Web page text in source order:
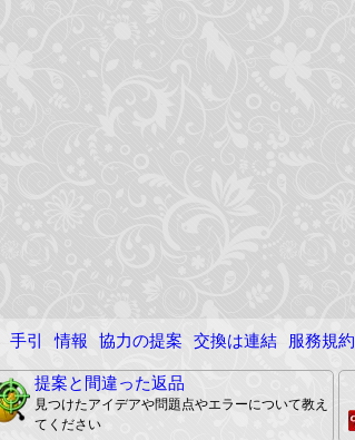
手引 情報 協力の提案 交換は連結 服務規約
提案と間違った返品
見つけたアイデアや問題点やエラーについて教え
てください